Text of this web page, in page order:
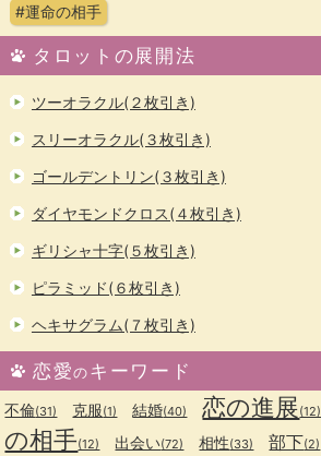
#運命の相手
タロットの展開法
ツーオラクル(２枚引き)
スリーオラクル(３枚引き)
ゴールデントリン(３枚引き)
ダイヤモンドクロス(４枚引き)
ギリシャ十字(５枚引き)
ピラミッド(６枚引き)
ヘキサグラム(７枚引き)
恋愛のキーワード
不倫(31) 克服(1) 結婚(40) 恋の進展(12)
の相手(12) 出会い(72) 相性(33) 部下(2)